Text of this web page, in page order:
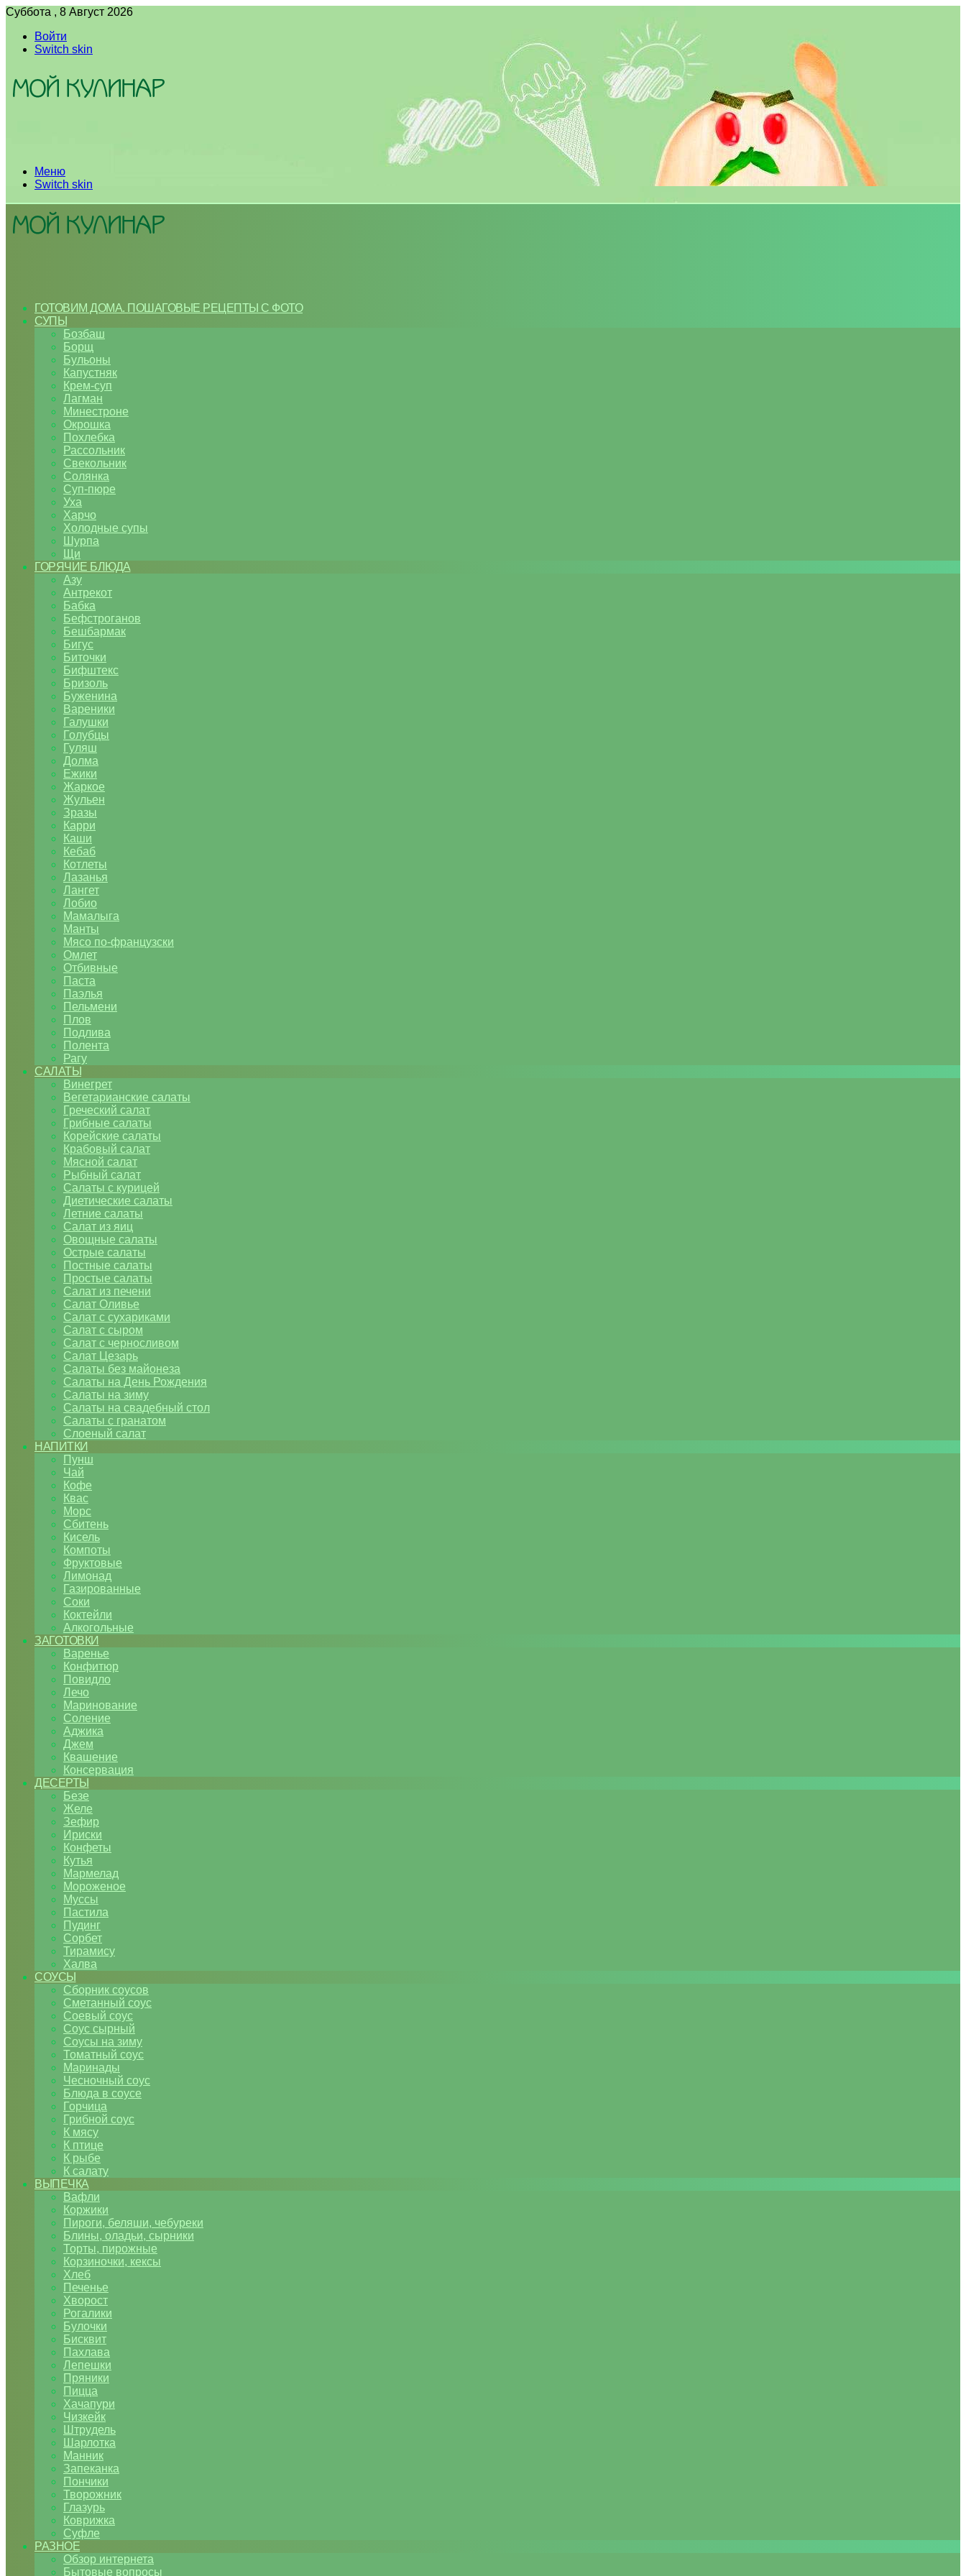
Суббота , 8 Август 2026
Войти
Switch skin
Меню
Switch skin
ГОТОВИМ ДОМА. ПОШАГОВЫЕ РЕЦЕПТЫ С ФОТО
СУПЫ
Бозбаш
Борщ
Бульоны
Капустняк
Крем-суп
Лагман
Минестроне
Окрошка
Похлебка
Рассольник
Свекольник
Солянка
Суп-пюре
Уха
Харчо
Холодные супы
Шурпа
Щи
ГОРЯЧИЕ БЛЮДА
Азу
Антрекот
Бабка
Бефстроганов
Бешбармак
Бигус
Биточки
Бифштекс
Бризоль
Буженина
Вареники
Галушки
Голубцы
Гуляш
Долма
Ежики
Жаркое
Жульен
Зразы
Карри
Каши
Кебаб
Котлеты
Лазанья
Лангет
Лобио
Мамалыга
Манты
Мясо по-французски
Омлет
Отбивные
Паста
Паэлья
Пельмени
Плов
Подлива
Полента
Рагу
САЛАТЫ
Винегрет
Вегетарианские салаты
Греческий салат
Грибные салаты
Корейские салаты
Крабовый салат
Мясной салат
Рыбный салат
Салаты с курицей
Диетические салаты
Летние салаты
Салат из яиц
Овощные салаты
Острые салаты
Постные салаты
Простые салаты
Салат из печени
Салат Оливье
Салат с сухариками
Салат с сыром
Салат с черносливом
Салат Цезарь
Салаты без майонеза
Салаты на День Рождения
Салаты на зиму
Салаты на свадебный стол
Салаты с гранатом
Слоеный салат
НАПИТКИ
Пунш
Чай
Кофе
Квас
Морс
Сбитень
Кисель
Компоты
Фруктовые
Лимонад
Газированные
Соки
Коктейли
Алкогольные
ЗАГОТОВКИ
Варенье
Конфитюр
Повидло
Лечо
Маринование
Соление
Аджика
Джем
Квашение
Консервация
ДЕСЕРТЫ
Безе
Желе
Зефир
Ириски
Конфеты
Кутья
Мармелад
Мороженое
Муссы
Пастила
Пудинг
Сорбет
Тирамису
Халва
СОУСЫ
Сборник соусов
Сметанный соус
Соевый соус
Соус сырный
Соусы на зиму
Томатный соус
Маринады
Чесночный соус
Блюда в соусе
Горчица
Грибной соус
К мясу
К птице
К рыбе
К салату
ВЫПЕЧКА
Вафли
Коржики
Пироги, беляши, чебуреки
Блины, оладьи, сырники
Торты, пирожные
Корзиночки, кексы
Хлеб
Печенье
Хворост
Рогалики
Булочки
Бисквит
Пахлава
Лепешки
Пряники
Пицца
Хачапури
Чизкейк
Штрудель
Шарлотка
Манник
Запеканка
Пончики
Творожник
Глазурь
Коврижка
Суфле
РАЗНОЕ
Обзор интернета
Бытовые вопросы